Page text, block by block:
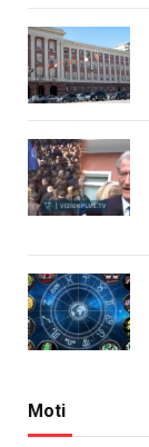
Moti